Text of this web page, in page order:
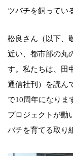
ツバチを飼ってい
松良さん（以下、
近い、都市部の丸
す。私たちは、田
通信社刊）を読ん
で10周年になりま
プロジェクトが動
バチを育てる取り